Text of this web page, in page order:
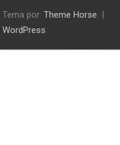
Tema por: Theme Horse
WordPress